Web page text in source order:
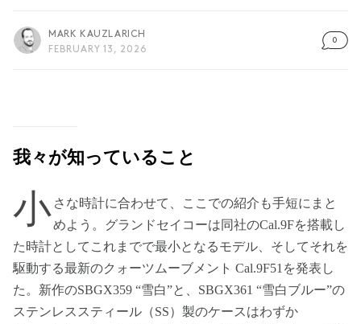
MARK KAUZLARICH
FEBRUARY 13, 2026
0
我々が知っていること
小 さな時計に合わせて、ここでの紹介も手短にまと
めよう。グランドセイコーは同社のCal.9Fを搭載し
た時計としてこれまでで最小となるモデル、そしてそれを
駆動する最新のクォーツムーブメント Cal.9F51を発表し
た。新作のSBGX359 “雪白”と、SBGX361 “雪白ブルー”の
ステンレススティール（SS）製のケースはわずか